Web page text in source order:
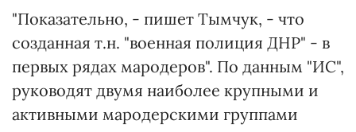
"Показательно, - пишет Тымчук, - что
созданная т.н. "военная полиция ДНР" - в
первых рядах мародеров". По данным "ИС",
руководят двумя наиболее крупными и
активными мародерскими группами